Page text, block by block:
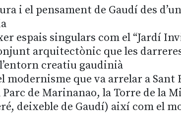
i el pensament de Gaudí des
espais singulars com el “Jardí
arquitectònic que les
creatiu gaudinià
que va arrelar a Sant
de Marinanao, la Torre de la
deixeble de Gaudí) així com el